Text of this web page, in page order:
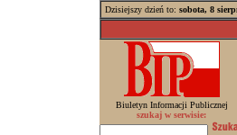
Dzisiejszy dzień to: sobota, 8
Biuletyn Informacji Publicznej
szukaj w serwisie: